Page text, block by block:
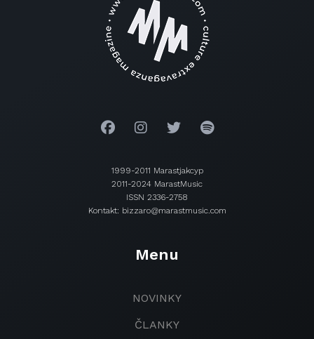
1999-2011 Marastjakcyp
2011-2024 MarastMusic
ISSN 2336-2758
Kontakt: bizzaro@marastmusic.com
Menu
NOVINKY
ČLANKY